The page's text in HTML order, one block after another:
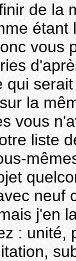
de la
étant
vous
qui
la
vous
liste
neuf
j'en
: unité,